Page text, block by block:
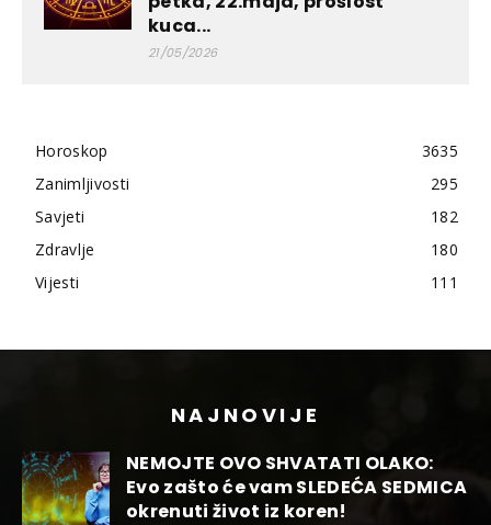
kuca...
21/05/2026
Horoskop
3635
Zanimljivosti
295
Savjeti
182
Zdravlje
180
Vijesti
111
NAJNOVIJE
NEMOJTE OVO SHVATATI OLAKO:
Evo zašto će vam SLEDEĆA SEDMICA
okrenuti život iz koren!